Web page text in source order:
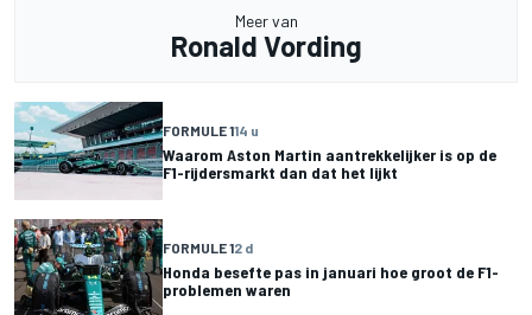
Meer van
Ronald Vording
FORMULE 114 u
Waarom Aston Martin aantrekkelijker is op de
F1-rijdersmarkt dan dat het lijkt
FORMULE 12 d
Honda besefte pas in januari hoe groot de F1-
problemen waren